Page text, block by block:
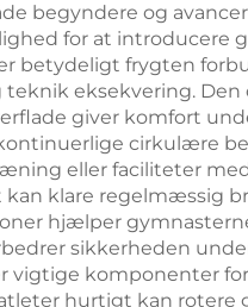
begyndere og
for at introducere
betydeligt frygten
eksekvering.
giver komfort
cirkulære
eller faciliteter
klare regelmæssig
hjælper
sikkerheden
komponenter
hurtigt kan rotere